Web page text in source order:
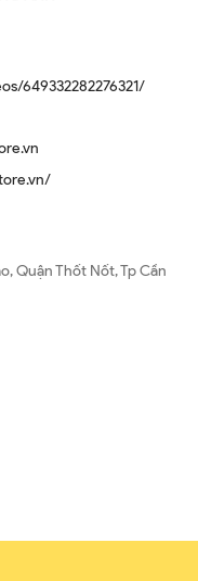
649332282276321/
Quận Thốt Nốt, Tp Cần